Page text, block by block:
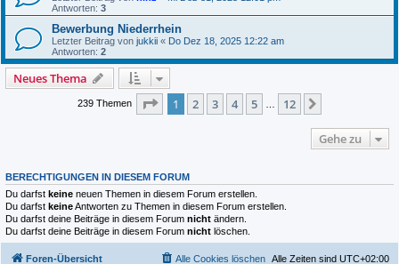
Antworten: 3
Bewerbung Niederrhein
Letzter Beitrag von jukkii « Do Dez 18, 2025 12:22 am
Antworten: 2
Neues Thema
239 Themen Seite 1von 12
1 2 3 4 5 12
Gehe zu
BERECHTIGUNGEN IN DIESEM FORUM
Du darfst keine neuen Themen in diesem Forum erstellen.
Du darfst keineAntworten zu Themen in diesem Forum erstellen.
Du darfst deine Beiträge in diesem Forum nicht ändern.
Du darfst deine Beiträge in diesem Forum nicht löschen.
Foren-Übersicht Alle Zeiten sind UTC+02:00
Alle Cookies löschen